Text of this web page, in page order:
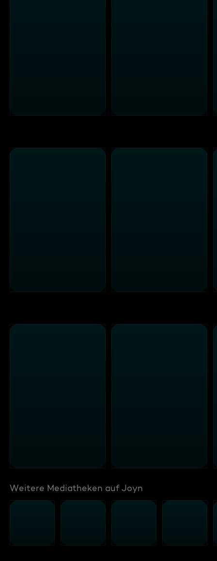
Weitere Mediatheken auf Joyn